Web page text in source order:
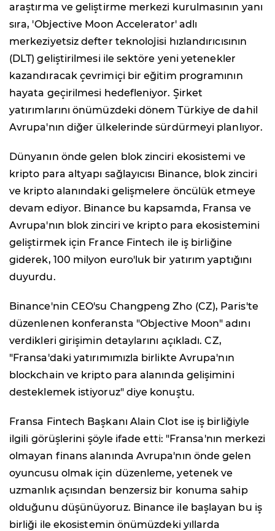
araştırma ve geliştirme merkezi kurulmasının yanı
sıra, 'Objective Moon Accelerator' adlı
merkeziyetsiz defter teknolojisi hızlandırıcısının
(DLT) geliştirilmesi ile sektöre yeni yetenekler
kazandıracak çevrimiçi bir eğitim programının
hayata geçirilmesi hedefleniyor. Şirket
yatırımlarını önümüzdeki dönem Türkiye de dahil
Avrupa'nın diğer ülkelerinde sürdürmeyi planlıyor.
Dünyanın önde gelen blok zinciri ekosistemi ve
kripto para altyapı sağlayıcısı Binance, blok zinciri
ve kripto alanındaki gelişmelere öncülük etmeye
devam ediyor. Binance bu kapsamda, Fransa ve
Avrupa'nın blok zinciri ve kripto para ekosistemini
geliştirmek için France Fintech ile iş birliğine
giderek, 100 milyon euro'luk bir yatırım yaptığını
duyurdu.
Binance'nin CEO'su Changpeng Zho (CZ), Paris'te
düzenlenen konferansta "Objective Moon" adını
verdikleri girişimin detaylarını açıkladı. CZ,
"Fransa'daki yatırımımızla birlikte Avrupa'nın
blockchain ve kripto para alanında gelişimini
desteklemek istiyoruz" diye konuştu.
Fransa Fintech Başkanı Alain Clot ise iş birliğiyle
ilgili görüşlerini şöyle ifade etti: "Fransa'nın merkezi
olmayan finans alanında Avrupa'nın önde gelen
oyuncusu olmak için düzenleme, yetenek ve
uzmanlık açısından benzersiz bir konuma sahip
olduğunu düşünüyoruz. Binance ile başlayan bu iş
birliği ile ekosistemin önümüzdeki yıllarda